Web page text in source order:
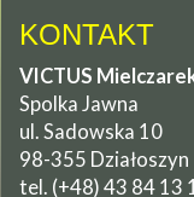
KONTAKT
VICTUS
Spolka Jawna
ul. Sadowska 10
98-355 Działoszyn
tel. (+48) 43 84 13